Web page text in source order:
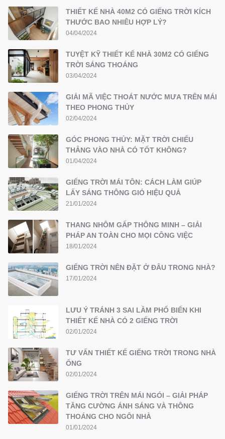
THIẾT KẾ NHÀ 40M2 CÓ GIẾNG TRỜI KÍCH
THƯỚC BAO NHIÊU HỢP LÝ?
04/04/2024
TUYỆT KỸ THIẾT KẾ NHÀ 30M2 CÓ GIẾNG
TRỜI SÁNG THOÁNG
03/04/2024
GIẢI MÃ VIỆC THOÁT NƯỚC MƯA TRÊN MÁI
THEO PHONG THỦY
02/04/2024
GÓC PHONG THỦY: MẶT TRỜI CHIẾU
THẲNG VÀO NHÀ CÓ TỐT KHÔNG?
01/04/2024
GIẾNG TRỜI MÁI TÔN: CÁCH LÀM GIÚP
LẤY SÁNG THÔNG GIÓ HIỆU QUẢ
21/01/2024
THANG NHÔM GẤP THÔNG MINH – GIẢI
PHÁP AN TOÀN CHO MỌI CÔNG VIỆC
18/01/2024
GIẾNG TRỜI NÊN ĐẶT Ở ĐÂU TRONG NHÀ?
17/01/2024
LƯU Ý TRÁNH 3 SAI LẦM PHỔ BIẾN KHI
THIẾT KẾ NHÀ CÓ 2 GIẾNG TRỜI
02/01/2024
TƯ VẤN THIẾT KẾ GIẾNG TRỜI TRONG NHÀ
ỐNG
02/01/2024
GIẾNG TRỜI TRÊN MÁI NGÓI – GIẢI PHÁP
TĂNG CƯỜNG ÁNH SÁNG VÀ THÔNG
THOÁNG CHO NGÔI NHÀ
01/01/2024